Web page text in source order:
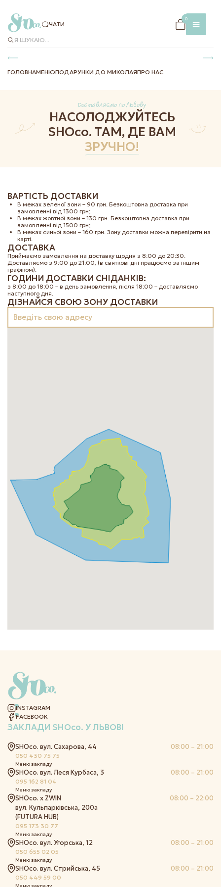
Я ШУКАЮ...
ЧАТИ
0
ГОЛОВНАМЕНЮПОДАРУНКИ ДО МИКОЛАЯПРО НАС
×
ЧАТИ
Доставляємо по Львову
НАСОЛОДЖУЙТЕСЬ
SHOco. ТАМ, ДЕ ВАМ
ЗРУЧНО!
ВАРТІСТЬ ДОСТАВКИ
В межах зеленої зони – 90 грн. Безкоштовна доставка при
замовленні від 1300 грн;
В межах жовтної зони – 130 грн. Безкоштовна доставка при
замовленні від 1500 грн;
В межах синьої зони – 160 грн. Зону доставки можна перевірити на
карті.
ДОСТАВКА
Приймаємо замовлення на доставку щодня з 8:00 до 20:30.
Доставляємо з 9:00 до 21:00, (в святкові дні працюємо за іншим
графіком).
ГОДИНИ ДОСТАВКИ СНІДАНКІВ:
з 8:00 до 18:00 – в день замовлення, після 18:00 – доставляємо
наступного дня.
ДІЗНАЙCЯ СВОЮ ЗОНУ ДОСТАВКИ
INSTAGRAM
FACEBOOK
ЗАКЛАДИ SHOco. У ЛЬВОВІ
SHOco. вул. Сахарова, 44
050 430 75 75
Меню закладу
08:00 – 21:00
SHOco. вул. Леся Курбаса, 3
095 162 81 04
Меню закладу
08:00 – 21:00
SHOco. x ZWIN
вул. Кульпарківська, 200а
(FUTURA HUB)
095 173 30 77
Меню закладу
08:00 – 22:00
SHOco. вул. Угорська, 12
050 655 02 05
Меню закладу
08:00 – 21:00
SHOco. вул. Стрийська, 45
050 449 59 00
08:00 – 21:00